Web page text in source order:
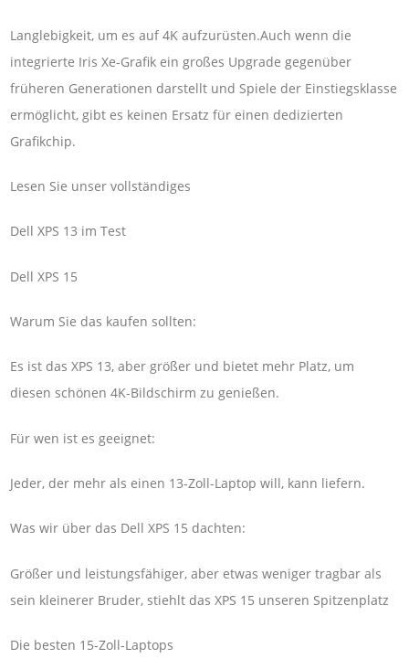
Langlebigkeit, um es auf 4K aufzurüsten.Auch wenn die
integrierte Iris Xe-Grafik ein großes Upgrade gegenüber
früheren Generationen darstellt und Spiele der Einstiegsklasse
ermöglicht, gibt es keinen Ersatz für einen dedizierten
Grafikchip.
Lesen Sie unser vollständiges
Dell XPS 13 im Test
Dell XPS 15
Warum Sie das kaufen sollten:
Es ist das XPS 13, aber größer und bietet mehr Platz, um
diesen schönen 4K-Bildschirm zu genießen.
Für wen ist es geeignet:
Jeder, der mehr als einen 13-Zoll-Laptop will, kann liefern.
Was wir über das Dell XPS 15 dachten:
Größer und leistungsfähiger, aber etwas weniger tragbar als
sein kleinerer Bruder, stiehlt das XPS 15 unseren Spitzenplatz
Die besten 15-Zoll-Laptops